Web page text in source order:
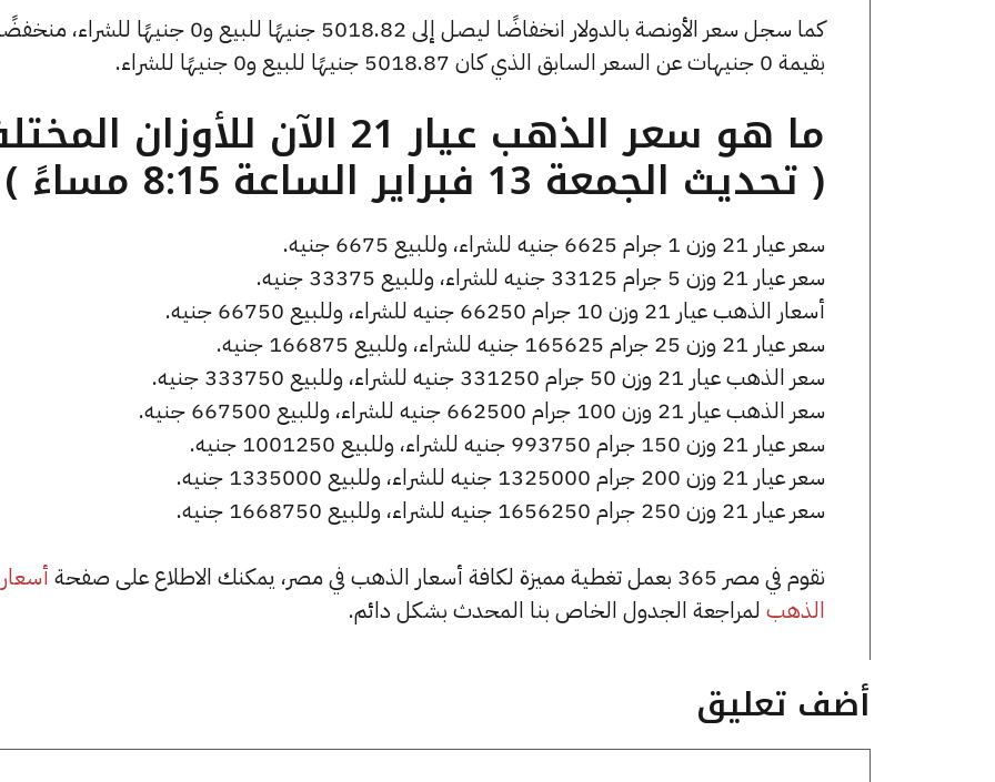
كما سجل سعر الأونصة بالدولار انخفاضًا ليصل إلى 5018.82 جنيهًا للبيع و0 جنيهًا للشراء،
بقيمة 0 جنيهات عن السعر السابق الذي كان 5018.87 جنيهًا للبيع و0 جنيهًا للشراء.
ما هو سعر الذهب عيار 21 الآن للأوزان
( تحديث الجمعة 13 فبراير الساعة 8:15 مساءً )
سعر عيار 21 وزن 1 جرام 6625 جنيه للشراء، وللبيع 6675 جنيه.
سعر عيار 21 وزن 5 جرام 33125 جنيه للشراء، وللبيع 33375 جنيه.
أسعار الذهب عيار 21 وزن 10 جرام 66250 جنيه للشراء، وللبيع 66750 جنيه.
سعر عيار 21 وزن 25 جرام 165625 جنيه للشراء، وللبيع 166875 جنيه.
سعر الذهب عيار 21 وزن 50 جرام 331250 جنيه للشراء، وللبيع 333750 جنيه.
سعر الذهب عيار 21 وزن 100 جرام 662500 جنيه للشراء، وللبيع 667500 جنيه.
سعر عيار 21 وزن 150 جرام 993750 جنيه للشراء، وللبيع 1001250 جنيه.
سعر عيار 21 وزن 200 جرام 1325000 جنيه للشراء، وللبيع 1335000 جنيه.
سعر عيار 21 وزن 250 جرام 1656250 جنيه للشراء، وللبيع 1668750 جنيه.
نقوم في مصر 365 بعمل تغطية مميزة لكافة أسعار الذهب في مصر، يمكنك الاطلاع على صفحة
أسعار
الذهب لمراجعة الجدول الخاص بنا المحدث بشكل دائم.
أضف تعليق